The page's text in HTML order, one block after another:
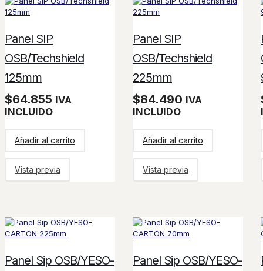
Panel SIP
OSB/Techshield
125mm
$64.855 IVA
INCLUIDO
Añadir al carrito
Vista previa
Panel SIP
OSB/Techshield
225mm
$84.490 IVA
INCLUIDO
Añadir al carrito
Vista previa
Panel Sip OSB/YESO-
Panel Sip OSB/YESO-